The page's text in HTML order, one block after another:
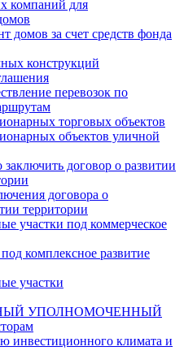
компаний для
домов за счет средств фонда
конструкций
перевозок по
торговых объектов
объектов уличной
договор о развитии
договора о
территории
участки под коммерческое
комплексное развитие
участки
УПОЛНОМОЧЕННЫЙ
инвестиционного климата и